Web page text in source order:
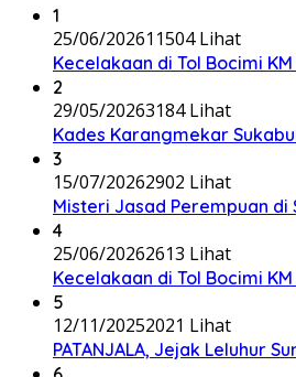
1
25/06/202611504 Lihat
Kecelakaan di Tol Bocimi
2
29/05/20263184 Lihat
Kades Karangmekar
3
15/07/20262902 Lihat
Misteri Jasad Perempuan di
4
25/06/20262613 Lihat
Kecelakaan di Tol Bocimi
5
12/11/20252021 Lihat
PATANJALA, Jejak Leluhur